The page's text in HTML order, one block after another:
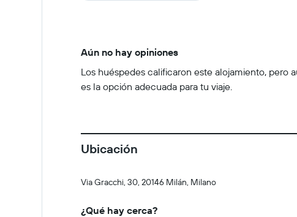
Aún no hay opiniones
Los huéspedes calificaron este alojamiento, pero
es la opción adecuada para tu viaje.
Ubicación
Via Gracchi, 30, 20146 Milán, Milano
¿Qué hay cerca?